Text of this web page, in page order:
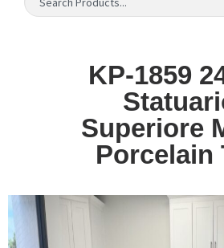
KP-1859
Superiore
Porcelain